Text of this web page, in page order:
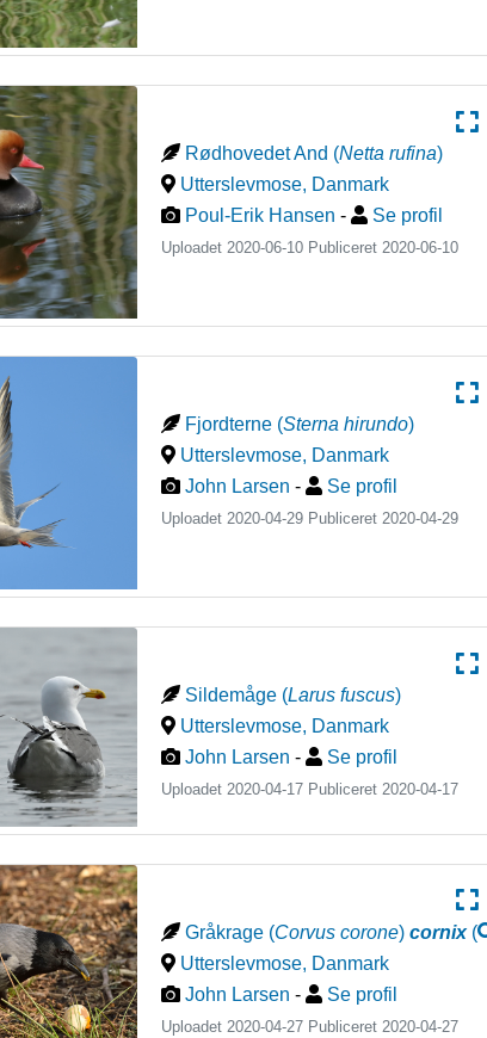
Rødhovedet And (Netta rufina)
Utterslevmose, Danmark
Poul-Erik Hansen - Se profil
Uploadet 2020-06-10 Publiceret2020-06-10
Fjordterne (Sterna hirundo)
Utterslevmose, Danmark
John Larsen - Se profil
Uploadet 2020-04-29 Publiceret2020-04-29
Sildemåge (Larus fuscus)
Utterslevmose, Danmark
John Larsen - Se profil
Uploadet 2020-04-17 Publiceret2020-04-17
Gråkrage (Corvus corone)cornix(
Utterslevmose, Danmark
John Larsen - Se profil
Uploadet 2020-04-27 Publiceret 2020-04-27